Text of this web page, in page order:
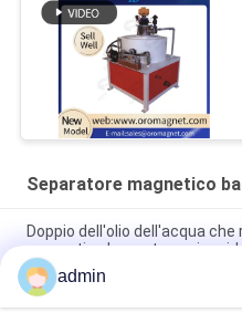
Separatore magnetico
Doppio dell'olio dell'acqua
magnetico bagnato per i
Consumo di energia basso dei
separatore magnetico
admin